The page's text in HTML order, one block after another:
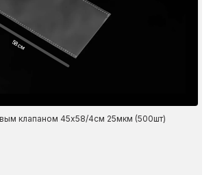
58 см
клапаном 45х58/4см 25мкм (500шт)